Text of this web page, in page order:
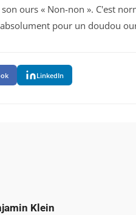
ours « Non-non ». C'est
pour un doudou
LinkedIn
Klein